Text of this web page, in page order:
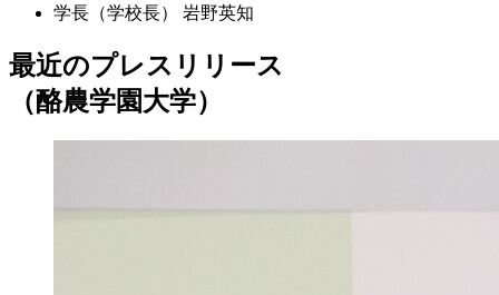
学長（学校長）
岩野英知
最近のプレスリリース
（酪農学園大学）